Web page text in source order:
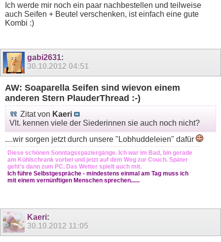
Ich werde mir noch ein paar nachbestellen und teilweise
auch Seifen + Beutel verschenken, ist einfach eine gute
Kombi :)
gabi2631:
30.10.2012 04:51
AW: Soaparella Seifen sind wievon einem
anderen Stern PlauderThread :-)
Zitat von Kaeri
Vlt. kennen viele der Siederinnen sie auch noch nicht?
....wir sorgen jetzt durch unsere "Lobhuddeleien" dafür
Diese schönen Sonntagsspaziergänge. Ich war im Bad, bin gerade
am Kühlschrank vorbei und jetzt auf dem Weg zur Couch. Später
geht's dann zum PC. Das Wetter spielt auch mit.
Ich führe Selbstgespräche - mindestens einmal am Tag muss ich
mit einem vernünftigen Menschen sprechen......
Kaeri:
30.10.2012 11:05